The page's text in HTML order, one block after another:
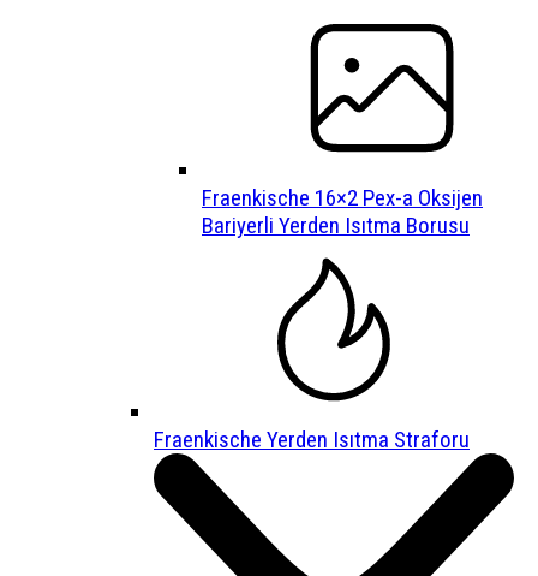
Fraenkische 16×2 Pex-a Oksijen
Bariyerli Yerden Isıtma Borusu
Fraenkische Yerden Isıtma Straforu